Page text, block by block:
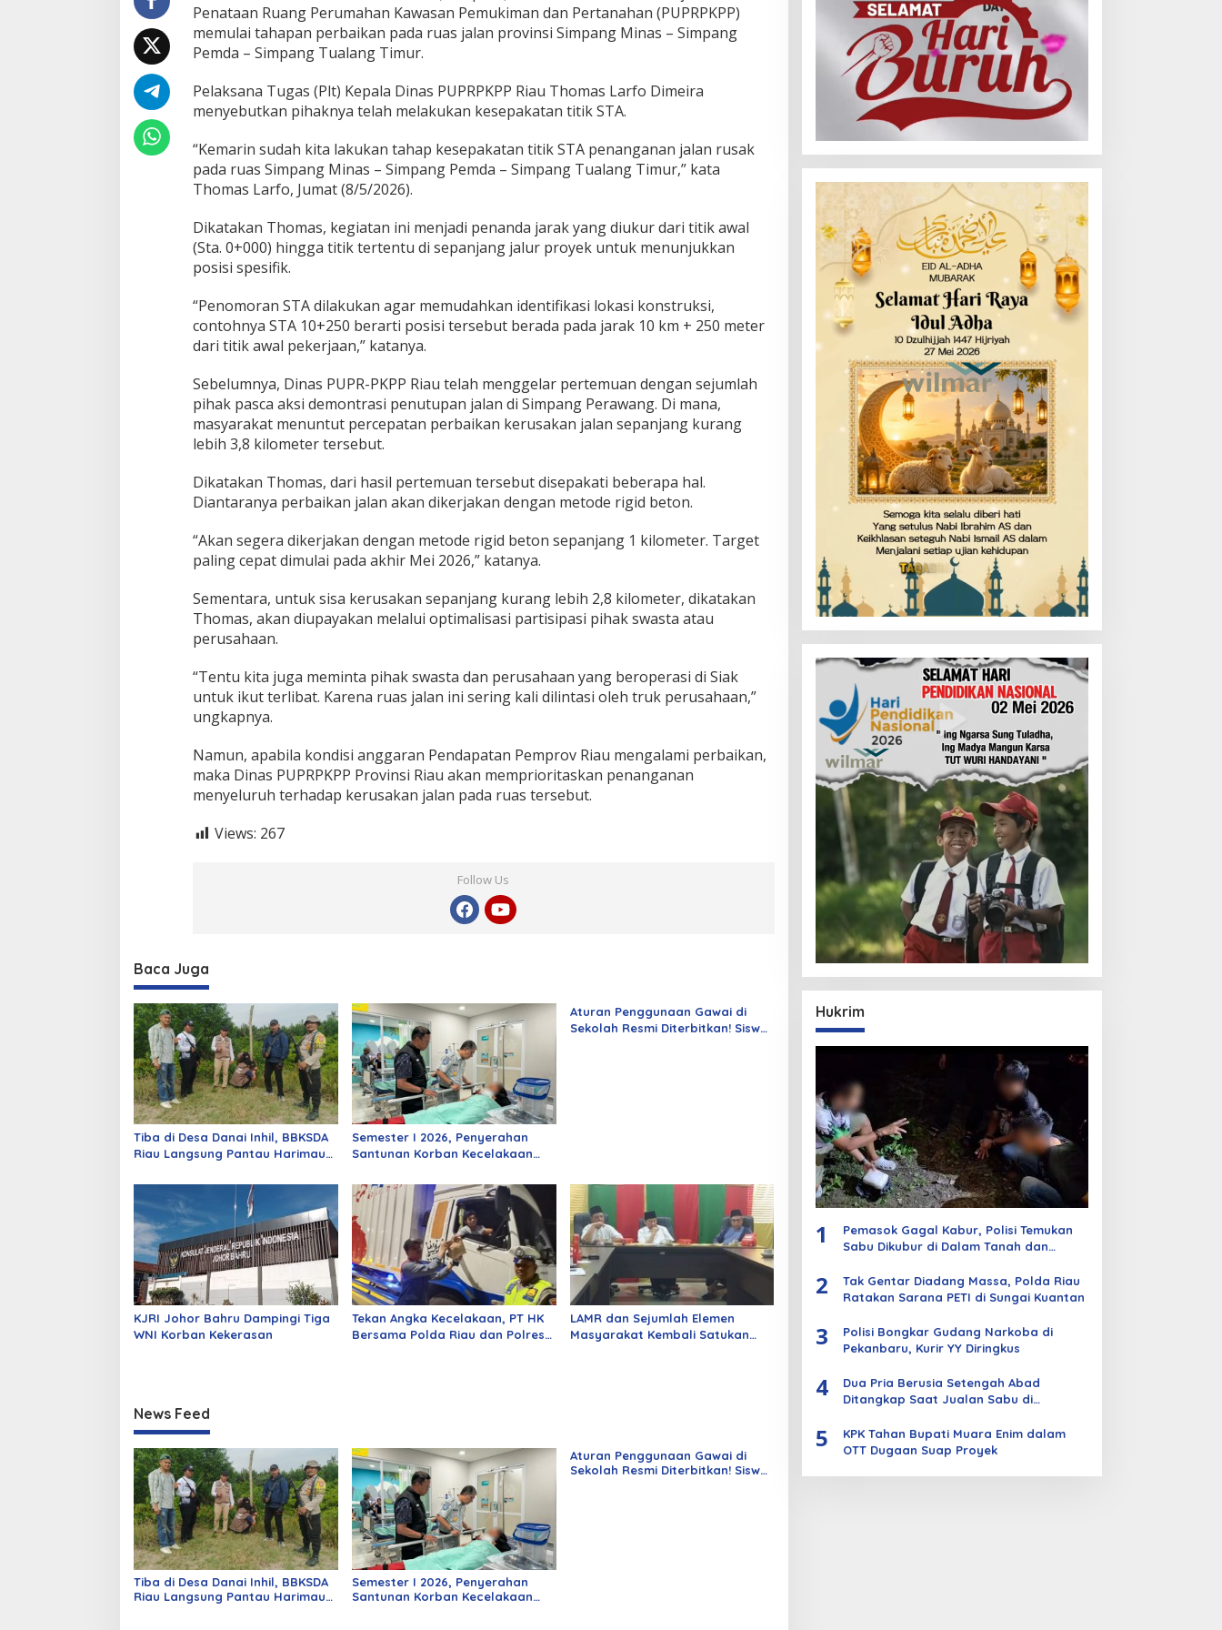
a
h
a
p
e
s
e
a
k
a
n
T
i
i
S
T
Penataan Ruang Perumahan Kawasan Pemukiman dan Pertanahan (PUPRPKPP)
memulai tahapan perbaikan pada ruas jalan provinsi Simpang Minas – Simpang
Pemda – Simpang Tualang Timur.
Pelaksana Tugas (Plt) Kepala Dinas PUPRPKPP Riau Thomas Larfo Dimeira
menyebutkan pihaknya telah melakukan kesepakatan titik STA.
“Kemarin sudah kita lakukan tahap kesepakatan titik STA penanganan jalan rusak
pada ruas Simpang Minas – Simpang Pemda – Simpang Tualang Timur,” kata
Thomas Larfo, Jumat (8/5/2026).
Dikatakan Thomas, kegiatan ini menjadi penanda jarak yang diukur dari titik awal
(Sta. 0+000) hingga titik tertentu di sepanjang jalur proyek untuk menunjukkan
posisi spesifik.
“Penomoran STA dilakukan agar memudahkan identifikasi lokasi konstruksi,
contohnya STA 10+250 berarti posisi tersebut berada pada jarak 10 km + 250 meter
dari titik awal pekerjaan,” katanya.
Sebelumnya, Dinas PUPR-PKPP Riau telah menggelar pertemuan dengan sejumlah
pihak pasca aksi demontrasi penutupan jalan di Simpang Perawang. Di mana,
masyarakat menuntut percepatan perbaikan kerusakan jalan sepanjang kurang
lebih 3,8 kilometer tersebut.
Dikatakan Thomas, dari hasil pertemuan tersebut disepakati beberapa hal.
Diantaranya perbaikan jalan akan dikerjakan dengan metode rigid beton.
“Akan segera dikerjakan dengan metode rigid beton sepanjang 1 kilometer. Target
paling cepat dimulai pada akhir Mei 2026,” katanya.
Sementara, untuk sisa kerusakan sepanjang kurang lebih 2,8 kilometer, dikatakan
Thomas, akan diupayakan melalui optimalisasi partisipasi pihak swasta atau
perusahaan.
“Tentu kita juga meminta pihak swasta dan perusahaan yang beroperasi di Siak
untuk ikut terlibat. Karena ruas jalan ini sering kali dilintasi oleh truk perusahaan,”
ungkapnya.
Namun, apabila kondisi anggaran Pendapatan Pemprov Riau mengalami perbaikan,
maka Dinas PUPRPKPP Provinsi Riau akan memprioritaskan penanganan
menyeluruh terhadap kerusakan jalan pada ruas tersebut.
Views: 267
Follow Us
Baca Juga
Tiba di Desa Danai Inhil, BBKSDA
Riau Langsung Pantau Harimau
Semester I 2026, Penyerahan
Santunan Korban Kecelakaan
Persen
Aturan Penggunaan Gawai di
Sekolah Resmi Diterbitkan! Siswa
KJRI Johor Bahru Dampingi Tiga
WNI Korban Kekerasan
Tekan Angka Kecelakaan, PT HK
Bersama Polda Riau dan Polres
LAMR dan Sejumlah Elemen
Masyarakat Kembali Satukan
News Feed
Tiba di Desa Danai Inhil, BBKSDA
Riau Langsung Pantau Harimau
Semester I 2026, Penyerahan
Santunan Korban Kecelakaan
Aturan Penggunaan Gawai di
Sekolah Resmi Diterbitkan! Siswa
Hukrim
1
Pemasok Gagal Kabur, Polisi Temukan
Sabu Dikubur di Dalam Tanah dan
2
Tak Gentar Diadang Massa, Polda Riau
Ratakan Sarana PETI di Sungai Kuantan
3
Polisi Bongkar Gudang Narkoba di
Pekanbaru, Kurir YY Diringkus
4
Dua Pria Berusia Setengah Abad
Ditangkap Saat Jualan Sabu di
5
KPK Tahan Bupati Muara Enim dalam
OTT Dugaan Suap Proyek